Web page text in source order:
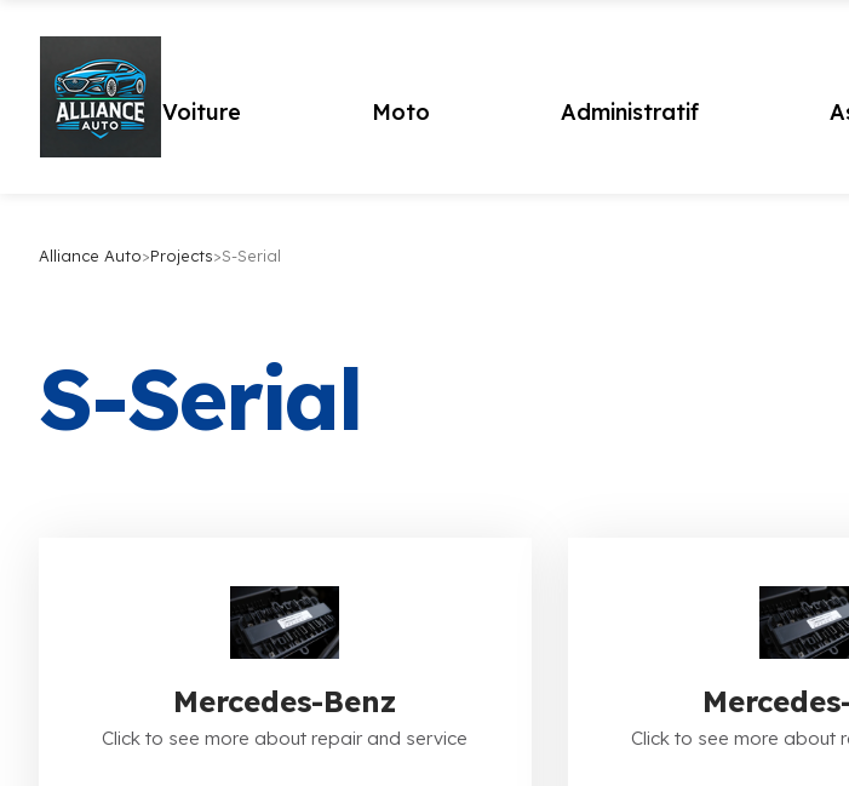
Voiture Moto Administratif
Alliance Auto>Projects>S-Serial
S-Serial
Mercedes-Benz
Click to see more about repair and service Click to see more about